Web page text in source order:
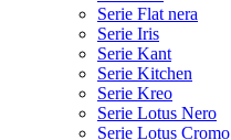
Serie Flat nera
Serie Iris
Serie Kant
Serie Kitchen
Serie Kreo
Serie Lotus Nero
Serie Lotus Cromo